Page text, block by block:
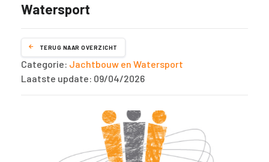
Watersport
TERUG NAAR OVERZICHT
Categorie: Jachtbouw en Watersport
Laatste update: 09/04/2026